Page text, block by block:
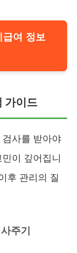
급여 정보
가이드
사를 받아야
이 깊어집니
후 관리의 질
주기